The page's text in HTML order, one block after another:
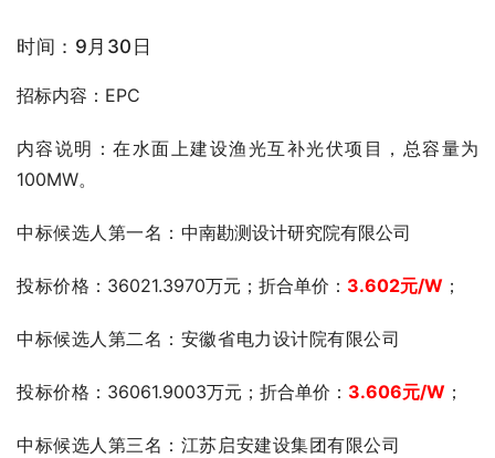
时间：9月30日
招标内容：EPC
内容说明：在水面上建设渔光互补光伏项目，总容量为
100MW。
中标候选人第一名： 中南勘测设计研究院有限公司
投标价格 ：36021.3970万元；折合单价： 3.602元/W ；
中标候选人第二名：安徽省电力设计院有限公司
投标价格 ：36061.9003万元；折合单价： 3.606元/W ；
中标候选人第三名：江苏启安建设集团有限公司